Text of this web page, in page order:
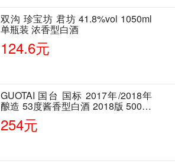
双沟 珍宝坊 君坊 41.8%vol 1050ml
单瓶装 浓香型白酒
124.6元
GUOTAI 国台 国标 2017年/2018年
酿造 53度酱香型白酒 2018版 500ml
单瓶装
254元